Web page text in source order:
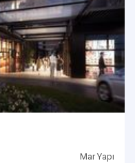
Mar Yapı